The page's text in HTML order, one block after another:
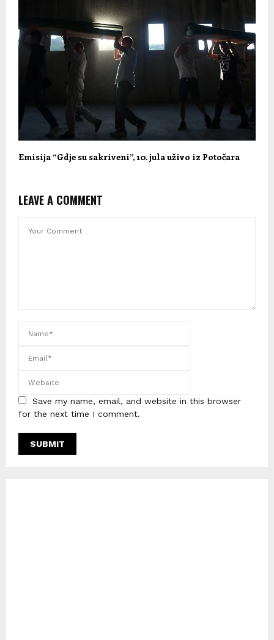
Emisija “Gdje su sakriveni”, 10. jula uživo iz Potočara
LEAVE A COMMENT
Save my name, email, and website in this browser
for the next time I comment.